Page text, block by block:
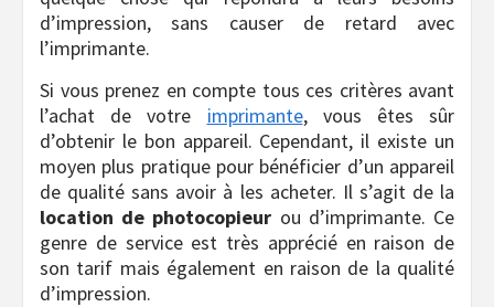
d’impression, sans causer de retard avec
l’imprimante.
Si vous prenez en compte tous ces critères avant
l’achat de votre imprimante, vous êtes sûr
d’obtenir le bon appareil. Cependant, il existe un
moyen plus pratique pour bénéficier d’un appareil
de qualité sans avoir à les acheter. Il s’agit de la
location de photocopieur ou d’imprimante. Ce
genre de service est très apprécié en raison de
son tarif mais également en raison de la qualité
d’impression.